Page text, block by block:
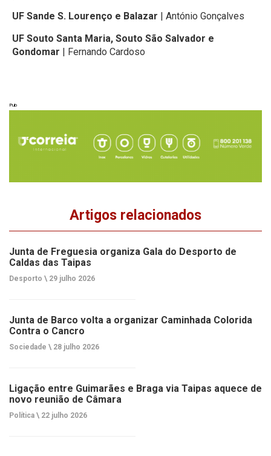
UF Sande S. Lourenço e Balazar | António Gonçalves
UF Souto Santa Maria, Souto São Salvador e
Gondomar | Fernando Cardoso
Pub
Artigos relacionados
Junta de Freguesia organiza Gala do Desporto de
Caldas das Taipas
Desporto \ 29 julho 2026
Junta de Barco volta a organizar Caminhada Colorida
Contra o Cancro
Sociedade \ 28 julho 2026
Ligação entre Guimarães e Braga via Taipas aquece de
novo reunião de Câmara
Política \ 22 julho 2026